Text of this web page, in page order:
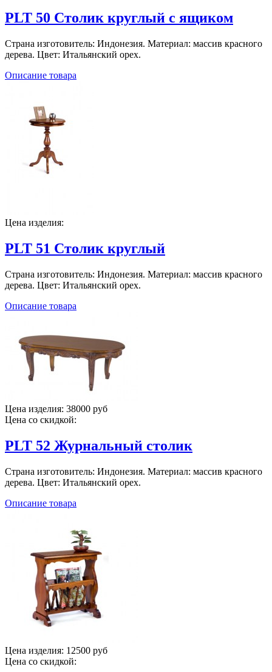
PLT 50 Столик круглый с ящиком
Страна изготовитель: Индонезия. Материал: массив красного
дерева. Цвет: Итальянский орех.
Описание товара
Цена изделия:
PLT 51 Столик круглый
Страна изготовитель: Индонезия. Материал: массив красного
дерева. Цвет: Итальянский орех.
Описание товара
Цена изделия: 38000 руб
Цена со скидкой:
PLT 52 Журнальный столик
Страна изготовитель: Индонезия. Материал: массив красного
дерева. Цвет: Итальянский орех.
Описание товара
Цена изделия: 12500 руб
Цена со скидкой: